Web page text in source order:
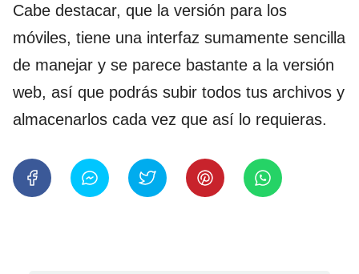
Cabe destacar, que la versión para los
móviles, tiene una interfaz sumamente sencilla
de manejar y se parece bastante a la versión
web, así que podrás subir todos tus archivos y
almacenarlos cada vez que así lo requieras.